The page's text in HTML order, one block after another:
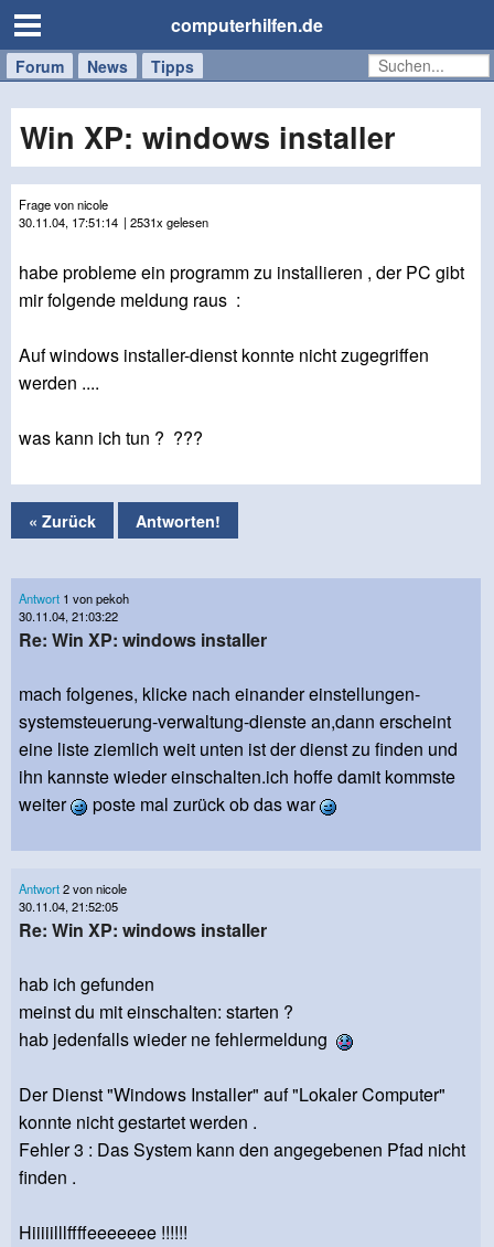
computerhilfen.de
Forum News Tipps
Handy
Tablet
Windows
Mac
Win XP: windows installer
Frage von nicole
30.11.04, 17:51:14 | 2531x gelesen
habe probleme ein programm zu installieren , der PC gibt
mir folgende meldung raus :
Auf windows installer-dienst konnte nicht zugegriffen
werden ....
was kann ich tun ? ???
« Zurück Antworten!
Antwort 1 von pekoh
30.11.04, 21:03:22
Re: Win XP: windows installer
mach folgenes, klicke nach einander einstellungen-
systemsteuerung-verwaltung-dienste an,dann erscheint
eine liste ziemlich weit unten ist der dienst zu finden und
ihn kannste wieder einschalten.ich hoffe damit kommste
weiter
poste mal zurück ob das war
Antwort2 von nicole
30.11.04, 21:52:05
Re: Win XP: windows installer
hab ich gefunden
meinst du mit einschalten: starten ?
hab jedenfalls wieder ne fehlermeldung
Der Dienst "Windows Installer" auf "Lokaler Computer"
konnte nicht gestartet werden .
Fehler 3 : Das System kann den angegebenen Pfad nicht
finden .
Hiiiiilllffffeeeeeee !!!!!!